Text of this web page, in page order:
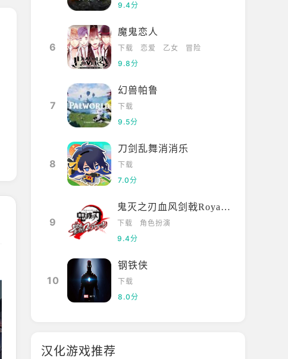
9.4分
6
魔鬼恋人
下载 恋爱 乙女
冒险
9.8分
7
幻兽帕鲁
下载
9.5分
8
刀剑乱舞消消乐
下载
7.0分
9
鬼灭之刃血风剑戟Royale国际服
下载
角色扮演
9.4分
10
钢铁侠
下载
8.0分
汉化游戏推荐